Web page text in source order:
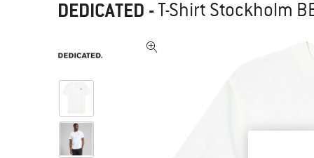
DEDICATED -T-Shirt Stockholm